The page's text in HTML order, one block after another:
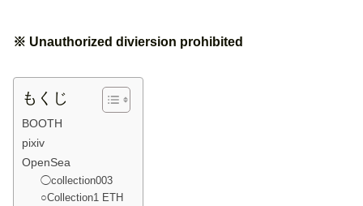
※ Unauthorized diviersion prohibited
もくじ
BOOTH
pixiv
OpenSea
◯collection003
○Collection1 ETH